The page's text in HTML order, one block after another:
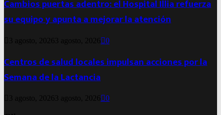
Cambios puertas adentro: el Hospital Illia refuerza
su equipo y apunta a mejorar la atención
3 agosto, 2026 3 agosto, 2026 0
Centros de salud locales impulsan acciones por la
Semana de la Lactancia
3 agosto, 2026 3 agosto, 2026 0